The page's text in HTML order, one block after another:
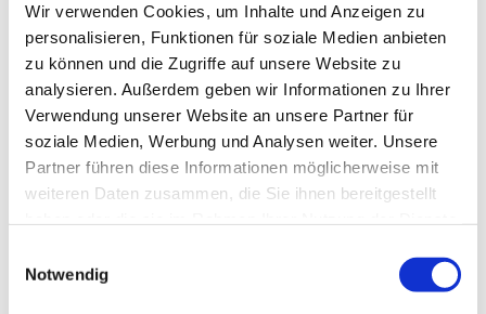
Wir verwenden Cookies, um Inhalte und Anzeigen zu
personalisieren, Funktionen für soziale Medien anbieten
zu können und die Zugriffe auf unsere Website zu
analysieren. Außerdem geben wir Informationen zu Ihrer
Verwendung unserer Website an unsere Partner für
soziale Medien, Werbung und Analysen weiter. Unsere
Partner führen diese Informationen möglicherweise mit
weiteren Daten zusammen, die Sie ihnen bereitgestellt
NotwendigDies könnte Sie auch